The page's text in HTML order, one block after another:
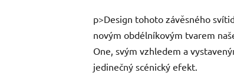
je
0,0
z
5
p>Design tohoto závěsného
novým obdélníkovým tvarem
One, svým vzhledem a
jedinečný scénický efekt.